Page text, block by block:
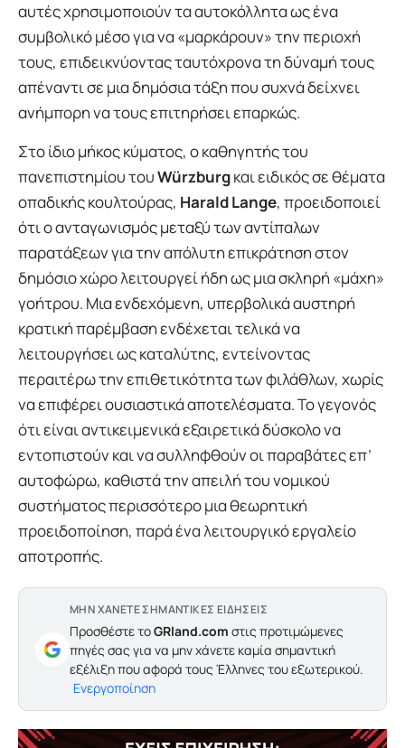
αυτές χρησιμοποιούν τα αυτοκόλλητα ως ένα
συμβολικό μέσο για να «μαρκάρουν» την περιοχή
τους, επιδεικνύοντας ταυτόχρονα τη δύναμή τους
απέναντι σε μια δημόσια τάξη που συχνά δείχνει
ανήμπορη να τους επιτηρήσει επαρκώς.
Στο ίδιο μήκος κύματος, ο καθηγητής του
πανεπιστημίου τουWürzburgκαι ειδικός σε θέματα
οπαδικής κουλτούρας, Harald Lange, προειδοποιεί
ότι ο ανταγωνισμός μεταξύ των αντίπαλων
παρατάξεων για την απόλυτη επικράτηση στον
δημόσιο χώρο λειτουργεί ήδη ως μια σκληρή «μάχη»
γοήτρου. Μια ενδεχόμενη, υπερβολικά αυστηρή
κρατική παρέμβαση ενδέχεται τελικά να
λειτουργήσει ως καταλύτης, εντείνοντας
περαιτέρω την επιθετικότητα των φιλάθλων, χωρίς
να επιφέρει ουσιαστικά αποτελέσματα. Το γεγονός
ότι είναι αντικειμενικά εξαιρετικά δύσκολο να
εντοπιστούν και να συλληφθούν οι παραβάτες επ’
αυτοφώρω, καθιστά την απειλή του νομικού
συστήματος περισσότερο μια θεωρητική
προειδοποίηση, παρά ένα λειτουργικό εργαλείο
αποτροπής.
ΜΗΝ ΧΑΝΕΤΕ ΣΗΜΑΝΤΙΚΕΣ ΕΙΔΗΣΕΙΣ
Προσθέστε τοGRland.com στις προτιμώμενες
πηγές σας για να μην χάνετε καμία σημαντική
εξέλιξη που αφορά τους Έλληνες του εξωτερικού.
Ενεργοποίηση